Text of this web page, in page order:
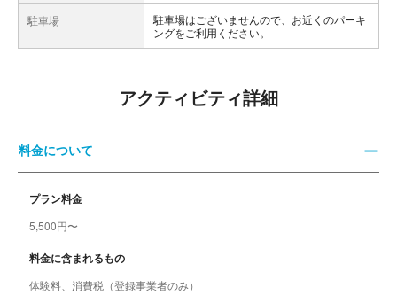
駐車場
駐車場はございませんので、お近くのパーキ
ングをご利用ください。
アクティビティ詳細
料金について
プラン料金
5,500円〜
料金に含まれるもの
体験料、消費税（登録事業者のみ）